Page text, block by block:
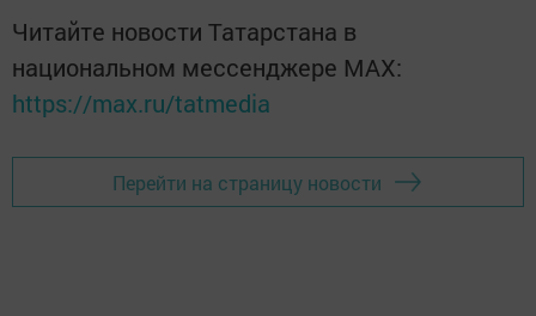
Читайте новости Татарстана в
национальном мессенджере MАХ:
https://max.ru/tatmedia
Перейти на страницу новости